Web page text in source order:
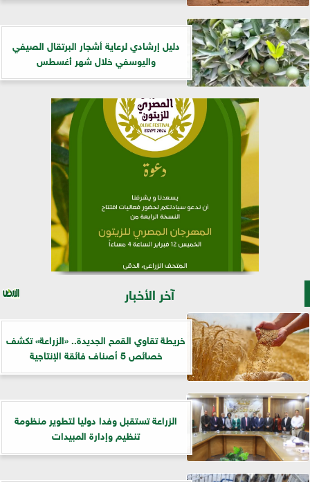
دليل إرشادي لرعاية أشجار البرتقال الصيفي
واليوسفي خلال شهر أغسطس
آخر الأخبار
خريطة تقاوي القمح الجديدة.. «الزراعة» تكشف
خصائص 5 أصناف فائقة الإنتاجية
الزراعة تستقبل وفدا دوليا لتطوير منظومة
تنظيم وإدارة المبيدات